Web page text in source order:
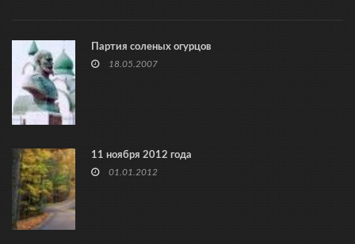
Партия соленых огурцов
18.05.2007
11 ноября 2012 года
01.01.2012